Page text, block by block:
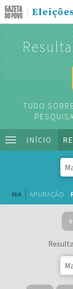
TUDO
INÍCIO
MA APURAÇÃO